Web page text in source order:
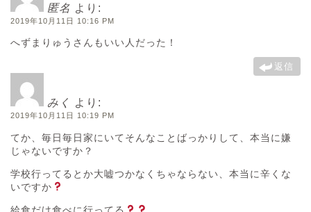
匿名 より:
2019年10月11日 10:16 PM
へずまりゅうさんもいい人だった！
返信
みく より:
2019年10月11日 10:19 PM
てか、毎日毎日家にいてそんなことばっかりして、本当に嫌
じゃないですか？
学校行ってるとか大嘘つかなくちゃならない、本当に辛くな
いですか